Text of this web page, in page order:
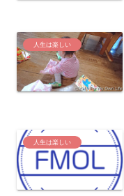
人生は楽しい
人生は楽しい